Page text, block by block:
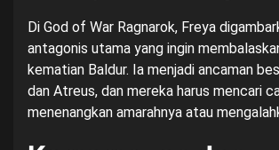
Di God of War Ragnarok, Freya
antagonis utama yang ingin
kematian Baldur. Ia menjadi ancaman
dan Atreus, dan mereka harus mencari
menenangkan amarahnya atau